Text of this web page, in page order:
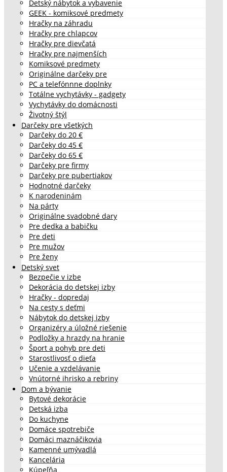
Detský nábytok a vybavenie
GEEK - komiksové predmety
Hračky na záhradu
Hračky pre chlapcov
Hračky pre dievčatá
Hračky pre najmenších
Komiksové predmety
Originálne darčeky pre
PC a telefónnne doplnky
Totálne vychytávky - gadgety
Vychytávky do domácnosti
Životný štýl
Darčeky pre všetkých
Darčeky do 20 €
Darčeky do 45 €
Darčeky do 65 €
Darčeky pre firmy
Darčeky pre pubertiakov
Hodnotné darčeky
K narodeninám
Na párty
Originálne svadobné dary
Pre dedka a babičku
Pre deti
Pre mužov
Pre ženy
Detský svet
Bezpečie v izbe
Dekorácia do detskej izby
Hračky - dopredaj
Na cesty s deťmi
Nábytok do detskej izby
Organizéry a úložné riešenie
Podložky a hrazdy na hranie
Šport a pohyb pre deti
Starostlivosť o dieťa
Učenie a vzdelávanie
Vnútorné ihrisko a rebriny
Dom a bývanie
Bytové dekorácie
Detská izba
Do kuchyne
Domáce spotrebiče
Domáci maznáčikovia
Kamenné umývadlá
Kancelária
Kúpeľňa